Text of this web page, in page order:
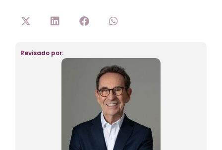
Revisado por: